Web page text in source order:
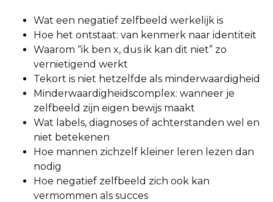
Wat een negatief zelfbeeld werkelijk is
Hoe het ontstaat: van kenmerk naar identiteit
Waarom “ik ben x, dus ik kan dit niet” zo
vernietigend werkt
Tekort is niet hetzelfde als minderwaardigheid
Minderwaardigheidscomplex: wanneer je
zelfbeeld zijn eigen bewijs maakt
Wat labels, diagnoses of achterstanden wel en
niet betekenen
Hoe mannen zichzelf kleiner leren lezen dan
nodig
Hoe negatief zelfbeeld zich ook kan
vermommen als succes